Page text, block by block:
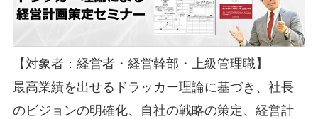
【対象者：経営者・経営幹部・上級管理職】
最高業績を出せるドラッカー理論に基づき、社長
のビジョンの明確化、自社の戦略の策定、経営計